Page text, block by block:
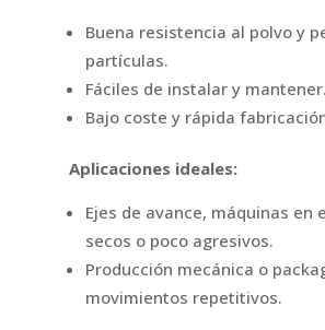
Buena resistencia al polvo y
partículas.
Fáciles de instalar y mantener.
Bajo coste y rápida
Aplicaciones ideales:
Ejes de avance, máquinas en
secos o poco agresivos.
Producción mecánica o
movimientos repetitivos.